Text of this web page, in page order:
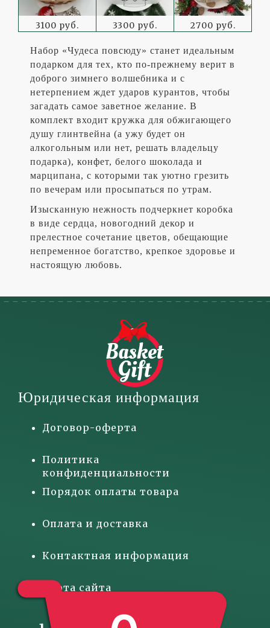
3100 руб. 3300 руб. 2700 руб.
Набор «Чудеса повсюду» станет идеальным
подарком для тех, кто по-прежнему верит в
доброго зимнего волшебника и с
нетерпением ждет ударов курантов, чтобы
загадать самое заветное желание. В
комплект входит кружка для обжигающего
душу глинтвейна (а ужу будет он
алкогольным или нет, решать владельцу
подарка), конфет, белого шоколада и
марципана, с которыми так уютно грезить
по вечерам или просыпаться по утрам.
Изысканную нежность подчеркнет коробка
в виде сердца, новогодний декор и
прелестное сочетание цветов, обещающие
непременное богатство, крепкое здоровье и
настоящую любовь.
Юридическая информация
Договор-оферта
Политика
конфиденциальности
Порядок оплаты товара
Оплата и доставка
Контактная информация
Карта сайта